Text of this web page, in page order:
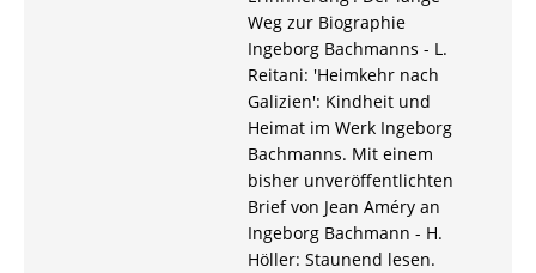
Weg zur Biographie
Ingeborg Bachmanns - L.
Reitani: 'Heimkehr nach
Galizien': Kindheit und
Heimat im Werk Ingeborg
Bachmanns. Mit einem
bisher unveröffentlichten
Brief von Jean Améry an
Ingeborg Bachmann - H.
Höller: Staunend lesen.